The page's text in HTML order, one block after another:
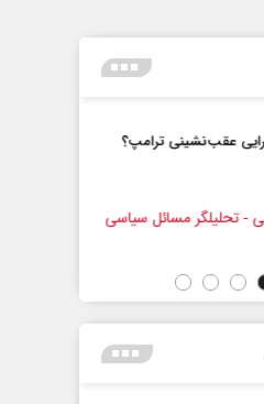
عقب‌نشینی ترامپ؟
- تحلیلگر مسائل سیاسی